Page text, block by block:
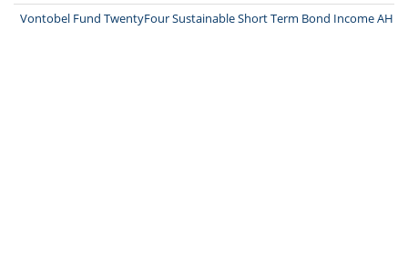
Vontobel Fund TwentyFour Sustainable Short Term Bond Income AHN